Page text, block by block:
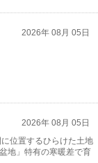
2026年 08月 05日
2026年 08月 05日
位置するひらけた土地
地」特有の寒暖差で育